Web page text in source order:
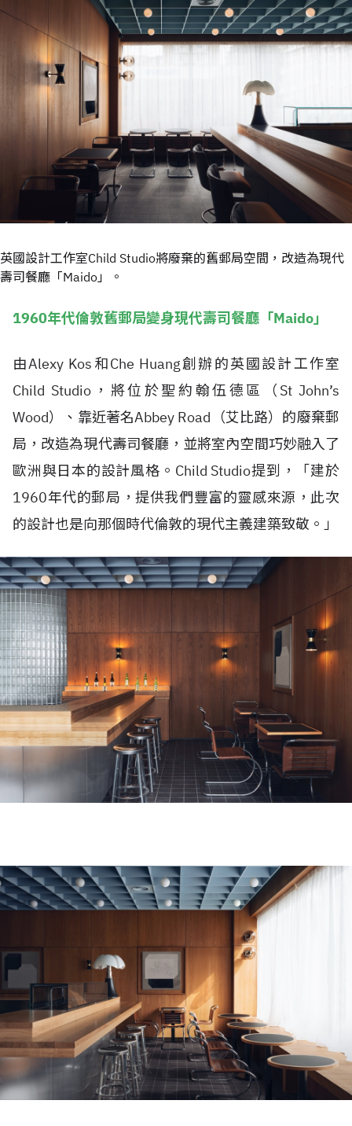
英國設計工作室Child Studio將廢棄的舊郵局空間，改造為現代
壽司餐廳「Maido」。
1960年代倫敦舊郵局變身現代壽司餐廳「Maido」
由Alexy Kos和Che Huang創辦的英國設計工作室
Child Studio，將位於聖約翰伍德區（St John’s
Wood）、靠近著名Abbey Road（艾比路）的廢棄郵
局，改造為現代壽司餐廳，並將室內空間巧妙融入了
歐洲與日本的設計風格。Child Studio提到，「建於
1960年代的郵局，提供我們豐富的靈感來源，此次
的設計也是向那個時代倫敦的現代主義建築致敬。」